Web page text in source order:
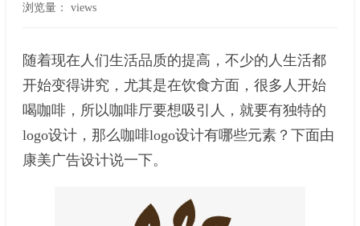
浏览量： views
随着现在人们生活品质的提高，不少的人生活都
开始变得讲究，尤其是在饮食方面，很多人开始
喝咖啡，所以咖啡厅要想吸引人，就要有独特的
logo设计，那么咖啡logo设计有哪些元素？下面由
康美广告设计说一下。